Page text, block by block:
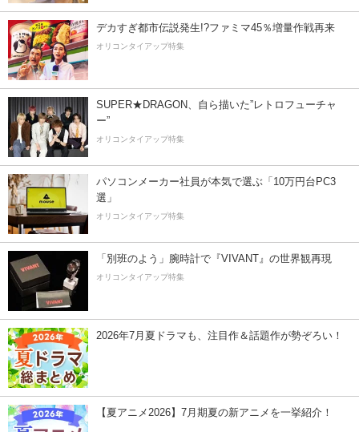
デカすぎ都市伝説発生!?ファミマ45％増量作戦再来
オリコンタイアップ特集
SUPER★DRAGON、自ら描いた”レトロフューチャ
ー”
オリコンタイアップ特集
パソコンメーカー社員が本気で選ぶ「10万円台PC3
選」
オリコンタイアップ特集
「別班のよう」腕時計で『VIVANT』の世界観再現
オリコンタイアップ特集
2026年7月夏ドラマも、注目作＆話題作が勢ぞろい！
【夏アニメ2026】7月期夏の新アニメを一挙紹介！